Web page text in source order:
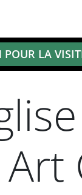
POUR LA